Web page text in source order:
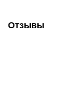
Отзывы